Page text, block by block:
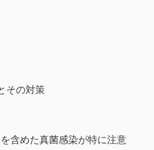
その対策
含めた真菌感染が特に注意